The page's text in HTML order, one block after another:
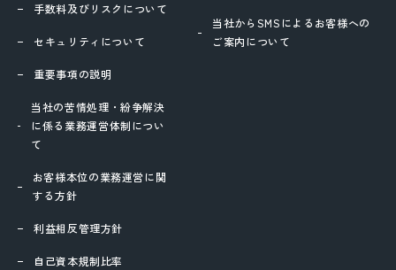
当社からSMSによるお客様への
ご案内について
手数料及びリスクについて
セキュリティについて
重要事項の説明
当社の苦情処理・紛争解決
に係る業務運営体制につい
て
お客様本位の業務運営に関
する方針
利益相反管理方針
自己資本規制比率